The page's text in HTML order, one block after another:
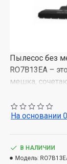
Пылесос без
RO7B13EA –
мешка,
Пылесос
как и
На основании
В НАЛИЧИИ
Модель: